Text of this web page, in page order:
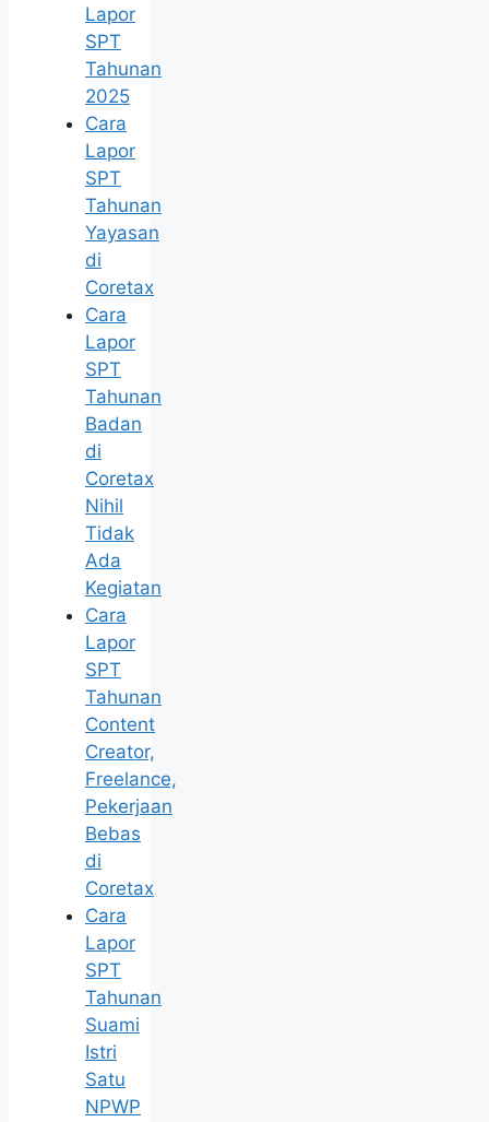
Lapor
SPT
Tahunan
2025
Cara
Lapor
SPT
Tahunan
Yayasan
di
Coretax
Cara
Lapor
SPT
Tahunan
Badan
di
Coretax
Nihil
Tidak
Ada
Kegiatan
Cara
Lapor
SPT
Tahunan
Content
Creator,
Freelance,
Pekerjaan
Bebas
di
Coretax
Cara
Lapor
SPT
Tahunan
Suami
Istri
Satu
NPWP